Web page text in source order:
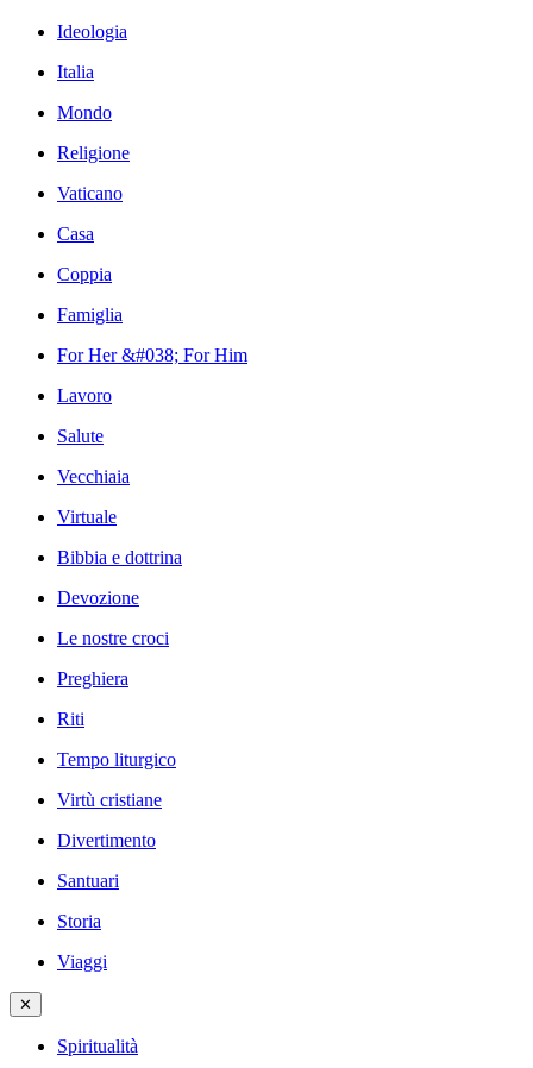
Ideologia
Italia
Mondo
Religione
Vaticano
Casa
Coppia
Famiglia
For Her &#038; For Him
Lavoro
Salute
Vecchiaia
Virtuale
Bibbia e dottrina
Devozione
Le nostre croci
Preghiera
Riti
Tempo liturgico
Virtù cristiane
Divertimento
Santuari
Storia
Viaggi
✕
Spiritualità